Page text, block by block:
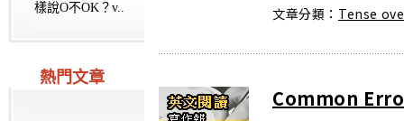
樣說O不OK？v..
熱門文章
文章分類： Tense
Common